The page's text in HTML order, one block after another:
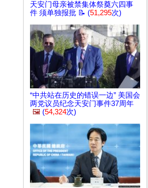
天安门母亲被禁集体祭奠六四事
件 须单独报批 📝 (51,295次)
“中共站在历史的错误一边” 美国会
两党议员纪念天安门事件37周年
🖼️ (54,324次)